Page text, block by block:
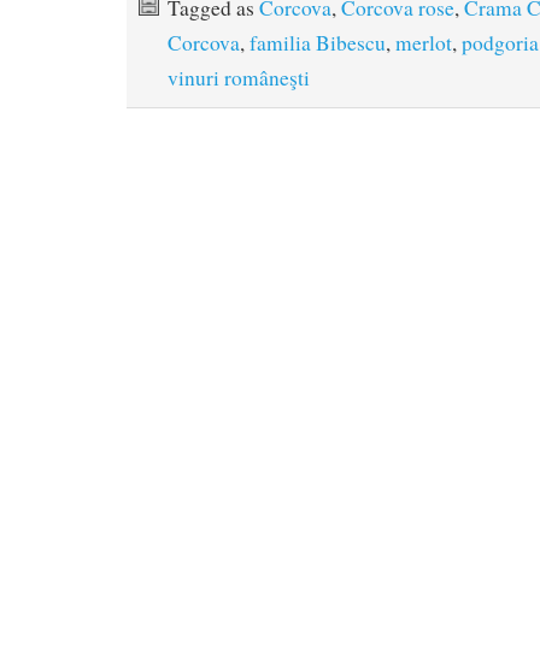
Tagged as Corcova,Corcova rose,Crama
Corcova,familia Bibescu,merlot,
vinuri româneşti